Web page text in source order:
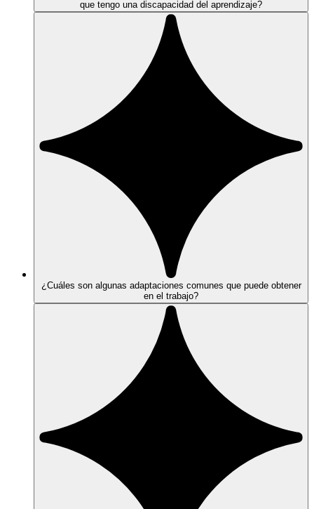
que tengo una discapacidad del aprendizaje?
¿Cuáles son algunas adaptaciones comunes que puede obtener
en el trabajo?